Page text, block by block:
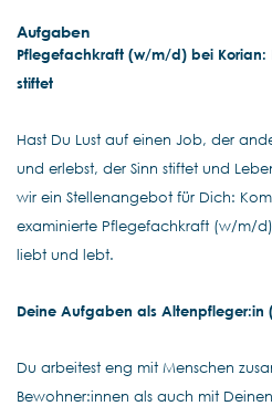
Aufgaben
Pflegefachkraft (w/m/d) bei Korian:
stiftet
Hast Du Lust auf einen Job, der
und erlebst, der Sinn stiftet und
wir ein Stellenangebot für Dich:
examinierte Pflegefachkraft (w/m/d)
liebt und lebt.
Deine Aufgaben als
Du arbeitest eng mit Menschen
Bewohner:innen als auch mit